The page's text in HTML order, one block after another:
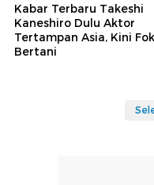
Kabar Terbaru Takeshi
Kaneshiro Dulu Aktor
Tertampan Asia, Kini
Bertani